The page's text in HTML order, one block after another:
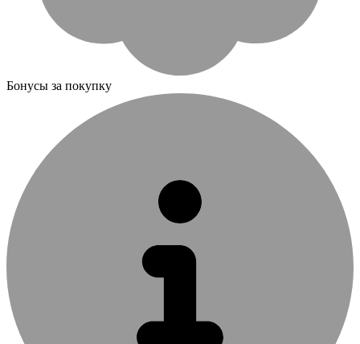
Бонусы за покупку